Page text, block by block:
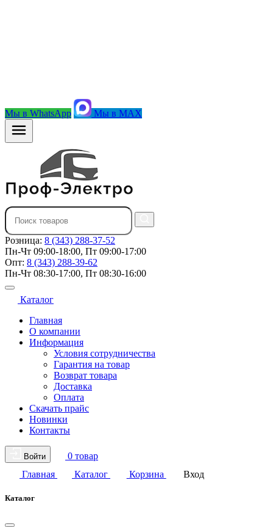
Мы в WhatsApp Мы в MAX
Розница: 8 (343) 288-37-52
Пн-Чт 09:00-18:00, Пт 09:00-17:00
Опт: 8 (343) 288-39-62
Пн-Чт 08:30-17:00, Пт 08:30-16:00
Каталог
Главная
О компании
Информация
Условия сотрудничества
Гарантия на товар
Возврат товара
Доставка
Оплата
Скачать прайс
Новинки
Контакты
Войти
0 товар
Главная
Каталог Корзина Вход
Каталог